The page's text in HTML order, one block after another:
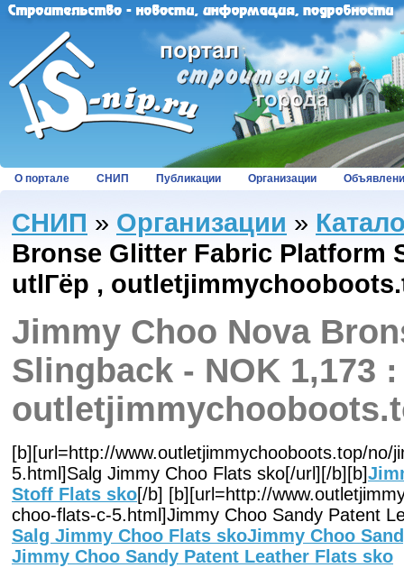
О портале СНИП Публикации Организации
СНИП » Организации »
Bronse Glitter Fabric Platform
utlГёp ,
Jimmy Choo Nova
Slingback - NOK 1,173
[b][url=http://www.outletjimmychooboots.top/no/
5.html]Salg Jimmy Choo Flats sko[/url][/b][b]
Stoff Flats sko[/b] [b][url=http://
choo-flats-c-5.html]Jimmy Choo Sandy Patent
Salg Jimmy Choo Flats skoJimmy Choo
Jimmy Choo Sandy Patent Leather Flats sko